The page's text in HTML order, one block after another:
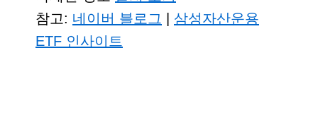
참고: 네이버 블로그
삼성자산운용
ETF 인사이트